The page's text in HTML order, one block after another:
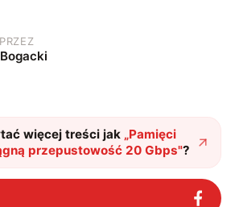
więcej treści jak „Pamięci
przepustowość 20 Gbps"?